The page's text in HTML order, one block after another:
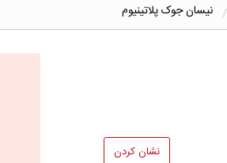
نیسان جوک‏ پلاتینیوم
نشان کردن